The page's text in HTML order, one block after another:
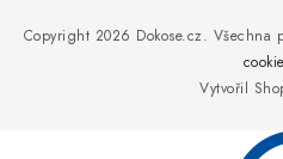
Vytvořil
Copyright 2026 Dokose.cz. Všechna